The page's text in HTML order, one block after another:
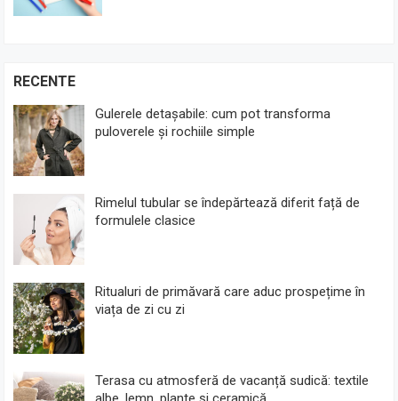
RECENTE
Gulerele detașabile: cum pot transforma
puloverele și rochiile simple
Rimelul tubular se îndepărtează diferit față de
formulele clasice
Ritualuri de primăvară care aduc prospețime în
viața de zi cu zi
Terasa cu atmosferă de vacanță sudică: textile